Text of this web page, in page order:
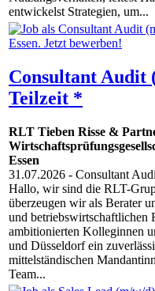
entwickelst Strategien, um...
Consultant Audit
Teilzeit *
RLT Tieben Risse &
Essen
31.07.2026 - Consultant
Hallo, wir sind die RLT-
überzeugen wir als Berater
und betriebswirtschaftlichen
ambitionierten Kolleginnen
und Düsseldorf ein
mittelständischen
Team...